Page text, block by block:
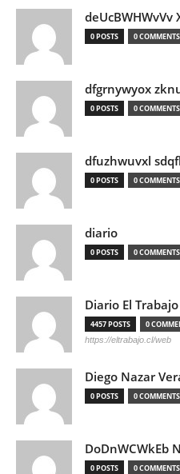
deUcBWHWvVv
0 POSTS 0 COMMENTS
dfgrnywyox
0 POSTS 0 COMMENTS
dfuzhwuvxl
0 POSTS 0 COMMENTS
diario
0 POSTS 0 COMMENTS
Diario El Trabajo
4457 POSTS 0
https://eltrabajo.cl/web
Diego Nazar
0 POSTS 0 COMMENTS
DoDnWCWkEb
0 POSTS 0 COMMENTS